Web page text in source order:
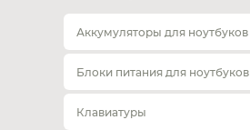
Аккумуляторы для ноутбуков
Блоки питания для ноутбуков
Клавиатуры